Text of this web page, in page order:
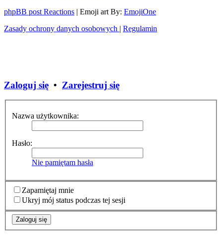
phpBB post Reactions | Emoji art By: EmojiOne
Zasady ochrony danych osobowych | Regulamin
Zaloguj się • Zarejestruj się
Nazwa użytkownika:
Hasło:
Nie pamiętam hasła
Zapamiętaj mnie
Ukryj mój status podczas tej sesji